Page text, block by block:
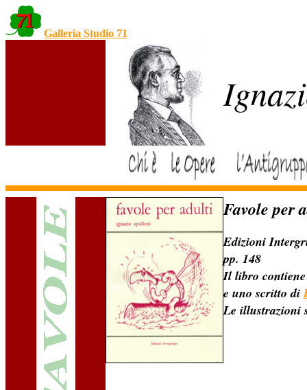
Galleria Studio 71
Favole per
Edizioni
pp. 148
Il libro
e uno scritto di
Le illustrazioni